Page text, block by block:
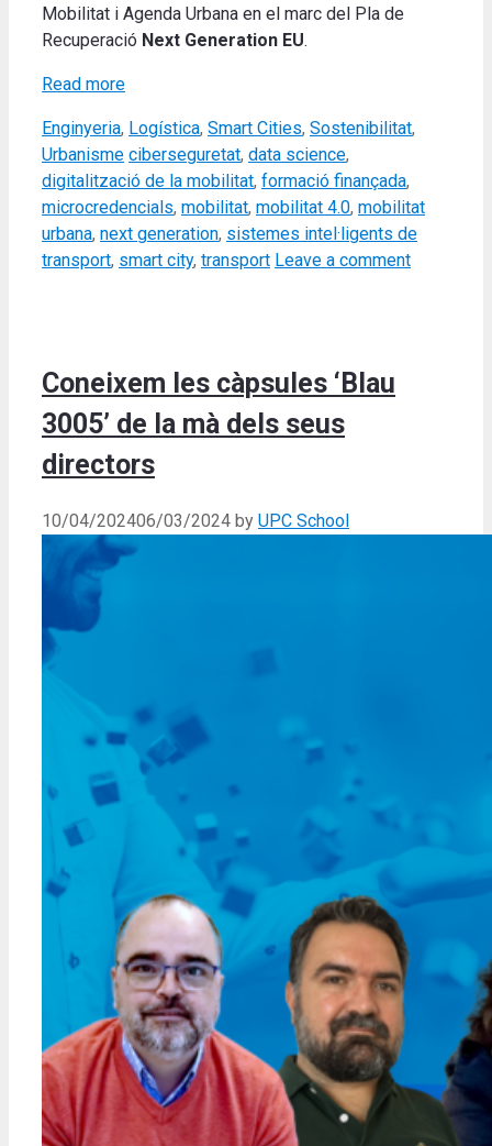
Mobilitat i Agenda Urbana en el marc del Pla de
Recuperació Next Generation EU.
Read more
Categories
Enginyeria, Logística, Smart Cities, Sostenibilitat,
Urbanisme Tags
ciberseguretat, data science,
digitalització de la mobilitat, formació finançada,
microcredencials, mobilitat, mobilitat 4.0, mobilitat
urbana, next generation, sistemes intel·ligents de
transport, smart city, transport Leave a comment
Coneixem les càpsules ‘Blau
3005’ de la mà dels seus
directors
10/04/202406/03/2024 by UPC School